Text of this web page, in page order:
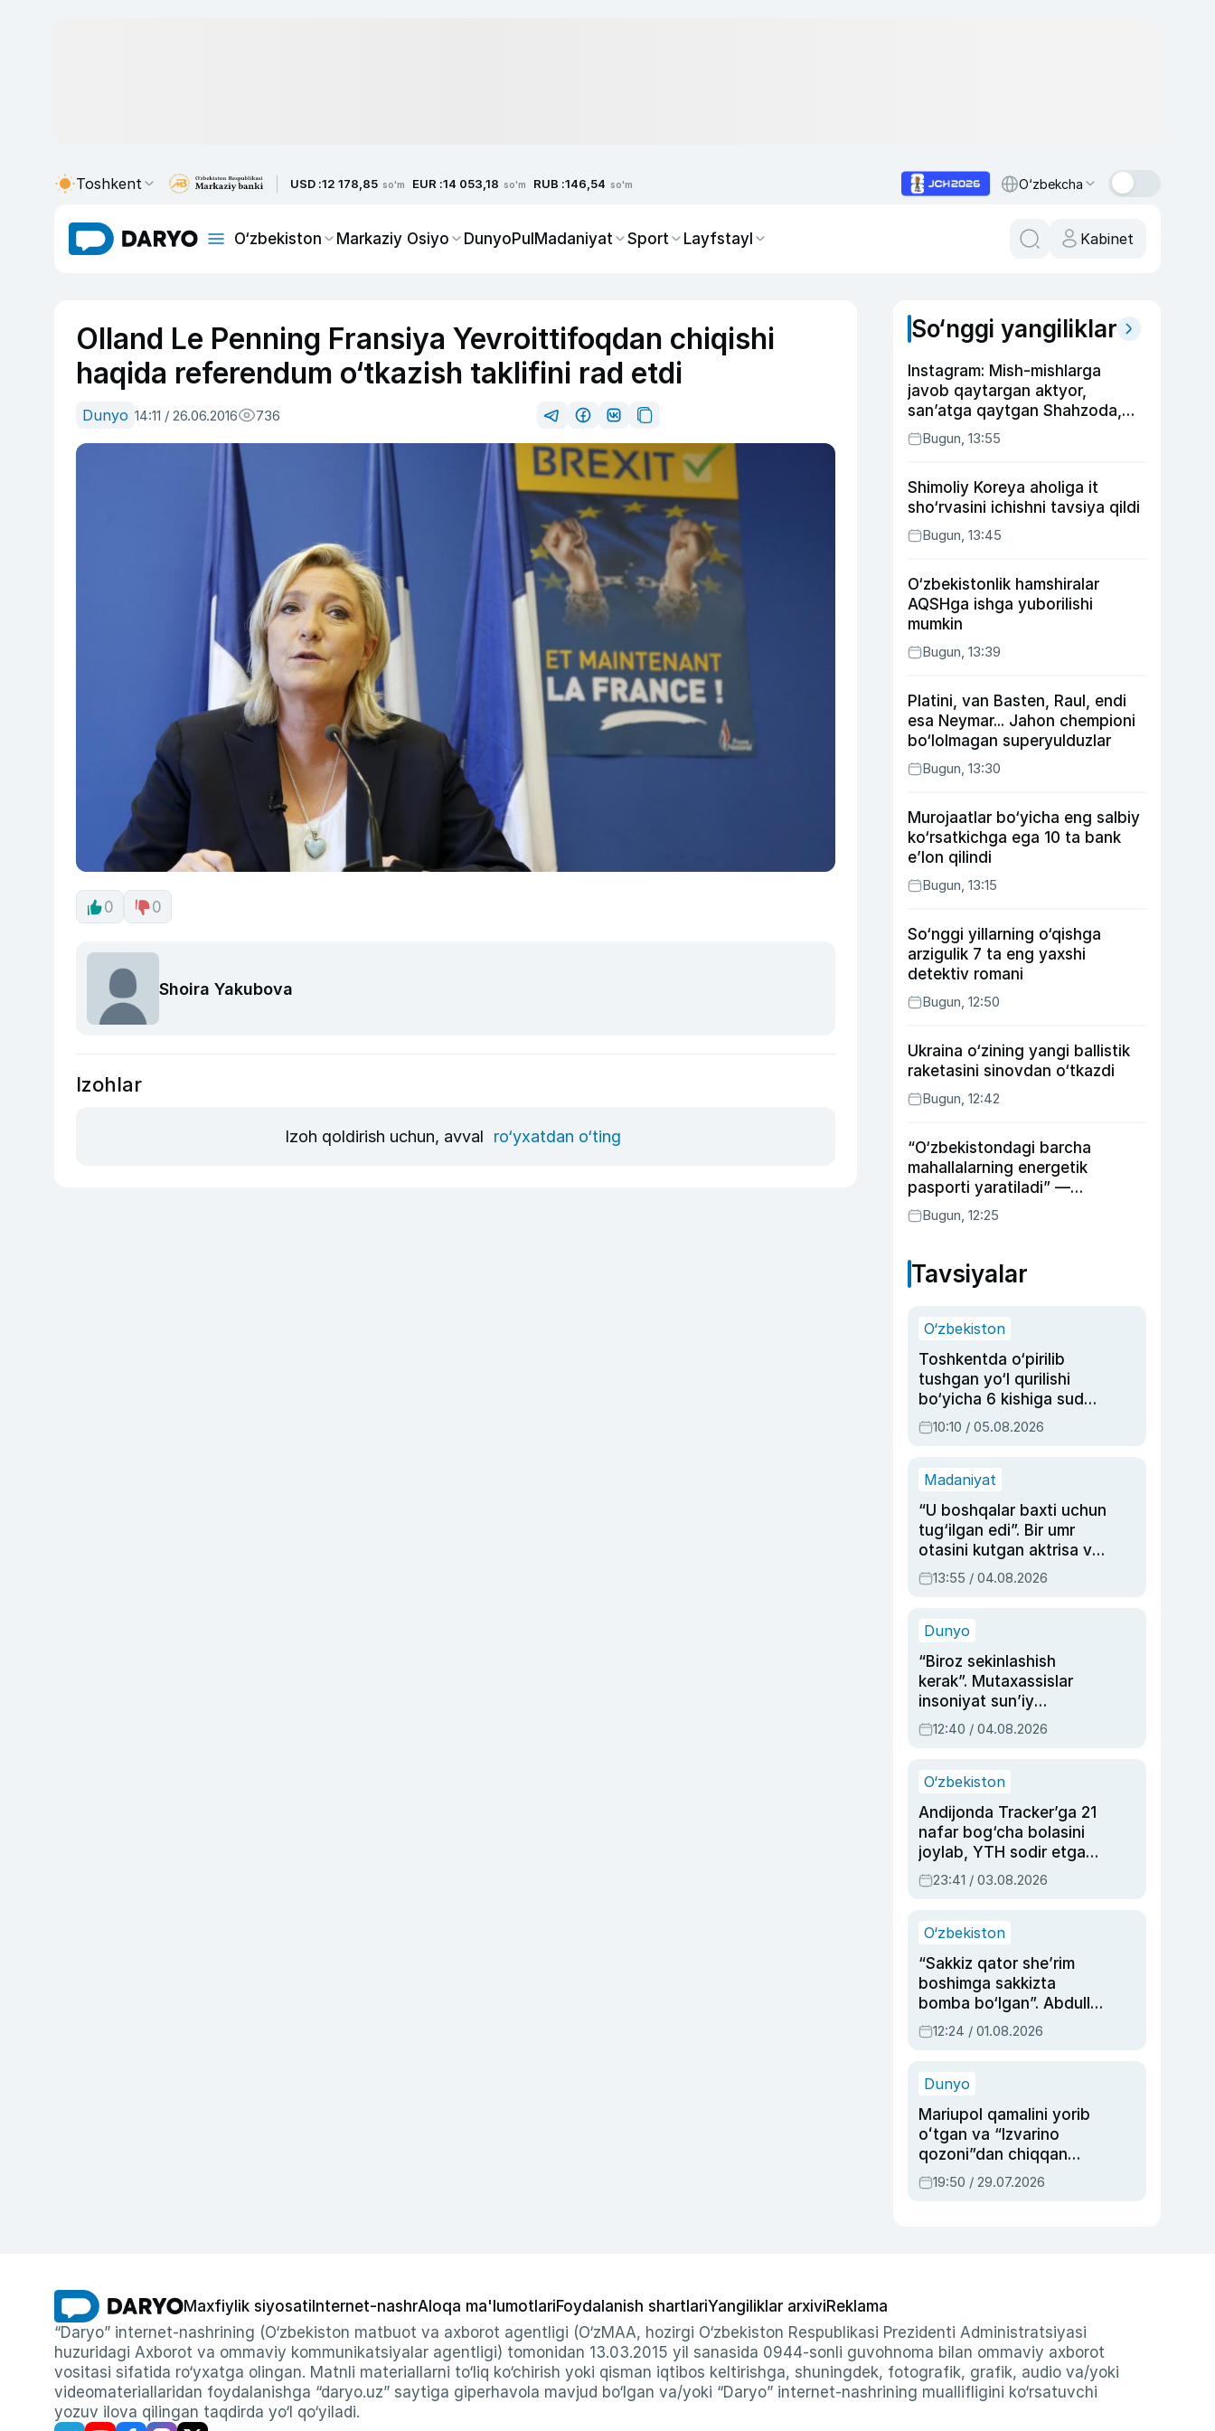
Toshkent USD :12 178,85 so'm EUR :14 053,18 so'm RUB :146,54 so'm O‘zbekcha
O‘zbekiston Markaziy Osiyo DunyoPulMadaniyat Sport Layfstayl Kabinet
Olland Le Penning Fransiya Yevroittifoqdan chiqishi
haqida referendum o‘tkazish taklifini rad etdi
Dunyo 14:11 / 26.06.2016 736
0 0
Shoira Yakubova
Izohlar
Izoh qoldirish uchun, avval ro‘yxatdan o‘ting
So‘nggi yangiliklar
Instagram: Mish-mishlarga
javob qaytargan aktyor,
san’atga qaytgan Shahzoda,
yo‘lga asfalt yotqizgan
Jahongir Otajonov
Bugun, 13:55
Shimoliy Koreya aholiga it
sho‘rvasini ichishni tavsiya qildi
Bugun, 13:45
O‘zbekistonlik hamshiralar
AQSHga ishga yuborilishi
mumkin
Bugun, 13:39
Platini, van Basten, Raul, endi
esa Neymar... Jahon chempioni
bo‘lolmagan superyulduzlar
Bugun, 13:30
Murojaatlar bo‘yicha eng salbiy
ko‘rsatkichga ega 10 ta bank
e’lon qilindi
Bugun, 13:15
So‘nggi yillarning o‘qishga
arzigulik 7 ta eng yaxshi
detektiv romani
Bugun, 12:50
Ukraina o‘zining yangi ballistik
raketasini sinovdan o‘tkazdi
Bugun, 12:42
“O‘zbekistondagi barcha
mahallalarning energetik
pasporti yaratiladi” —
energetika vaziri
Bugun, 12:25
Tavsiyalar
O‘zbekiston
Toshkentda o‘pirilib
tushgan yo‘l qurilishi
bo‘yicha 6 kishiga sud
hukmi o‘qildi
10:10 / 05.08.2026
Madaniyat
“U boshqalar baxti uchun
tug‘ilgan edi”. Bir umr
otasini kutgan aktrisa va
dublyaj ustasi Rimma
Ahmedovaning
13:55 / 04.08.2026
Dunyo
“Biroz sekinlashish
kerak”. Mutaxassislar
insoniyat sun’iy
intellektni boshqara
olmay qolishidan xavotir
12:40 / 04.08.2026
O‘zbekiston
Andijonda Tracker’ga 21
nafar bog‘cha bolasini
joylab, YTH sodir etgan
ayolga sud hukmi o‘qildi
23:41 / 03.08.2026
O‘zbekiston
“Sakkiz qator she’rim
boshimga sakkizta
bomba bo‘lgan”. Abdulla
Oripovni siyosiy
ayblovlardan asrab
12:24 / 01.08.2026
Dunyo
Mariupol qamalini yorib
oʻtgan va “Izvarino
qozoni”dan chiqqan
qahramon — Ukraina
armiyasi bosh
19:50 / 29.07.2026
Maxfiylik siyosati Internet-nashrAloqa ma'lumotlariFoydalanish shartlariYangiliklar arxiviReklama
“Daryo” internet-nashrining (O‘zbekiston matbuot va axborot agentligi (O‘zMAA, hozirgi O‘zbekiston Respublikasi Prezidenti Administratsiyasi
huzuridagi Axborot va ommaviy kommunikatsiyalar agentligi) tomonidan 13.03.2015 yil sanasida 0944-sonli guvohnoma bilan ommaviy axborot
vositasi sifatida ro‘yxatga olingan. Matnli materiallarni to‘liq ko‘chirish yoki qisman iqtibos keltirishga, shuningdek, fotografik, grafik, audio va/yoki
videomateriallaridan foydalanishga “daryo.uz” saytiga giperhavola mavjud bo‘lgan va/yoki “Daryo” internet-nashrining muallifligini ko‘rsatuvchi
yozuv ilova qilingan taqdirda yo‘l qo‘yiladi.